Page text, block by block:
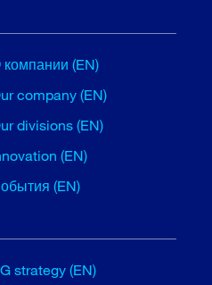
(EN)
company (EN)
divisions (EN)
(EN)
(EN)
strategy (EN)